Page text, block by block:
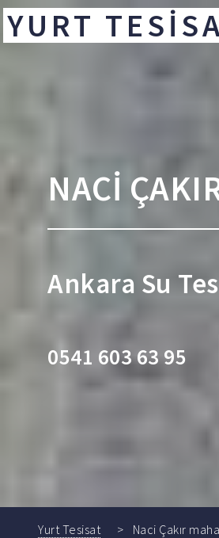
YURT
NACİ
Ankara Su
0541 603 63 95
Yurt Tesisat Naci Çakır